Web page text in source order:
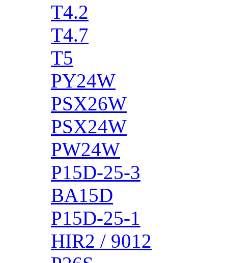
T4.2
T4.7
T5
PY24W
PSX26W
PSX24W
PW24W
P15D-25-3
BA15D
P15D-25-1
HIR2 / 9012